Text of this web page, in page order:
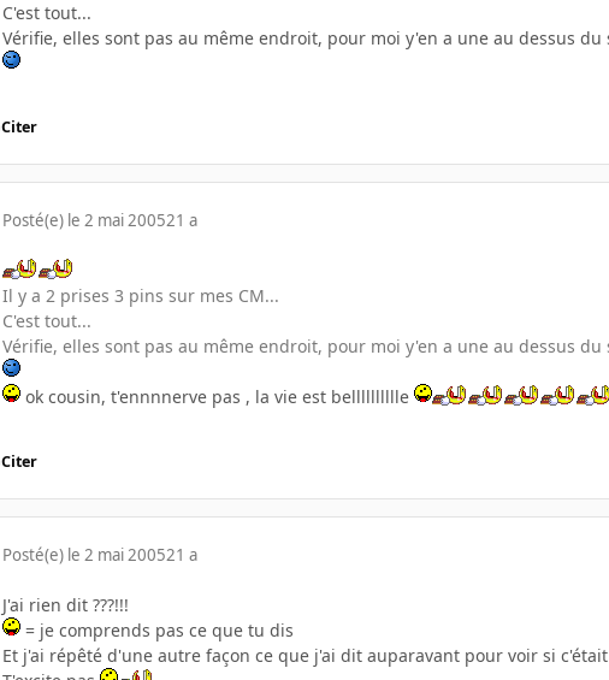
C'est tout...
Vérifie, elles sont pas au même endroit, pour moi y'en a une au dessus
Citer
Posté(e) le 2 mai 200521 a
Il y a 2 prises 3 pins sur mes CM...
C'est tout...
Vérifie, elles sont pas au même endroit, pour moi y'en a une au dessus
ok cousin, t'ennnnerve pas , la vie est belllllllllle
Citer
Posté(e) le 2 mai 200521 a
J'ai rien dit ???!!!
= je comprends pas ce que tu dis
Et j'ai répêté d'une autre façon ce que j'ai dit auparavant pour voir si